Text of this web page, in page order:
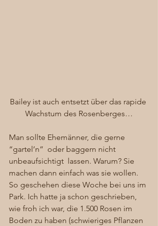
Bailey ist auch entsetzt über das rapide
Wachstum des Rosenberges…
Man sollte Ehemänner, die gerne
“gartel’n”  oder baggern nicht
unbeaufsichtigt  lassen. Warum? Sie
machen dann einfach was sie wollen.
So geschehen diese Woche bei uns im
Park. Ich hatte ja schon geschrieben,
wie froh ich war, die 1.500 Rosen im
Boden zu haben (schwieriges Pflanzen